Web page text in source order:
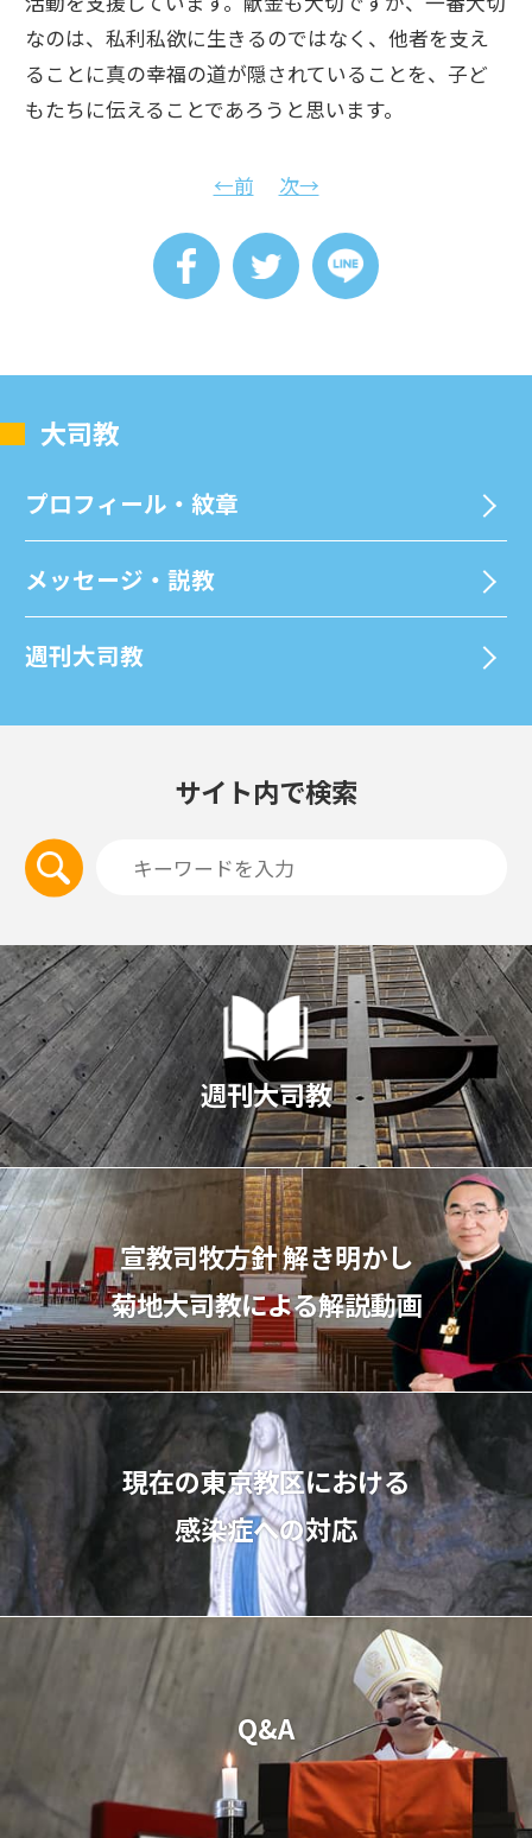
なのは、私利私欲に生きるのではなく、他者を支え
ることに真の幸福の道が隠されていることを、子ど
もたちに伝えることであろうと思います。
←前 次→
⼤司教
プロフィール・紋章
メッセージ・説教
週刊⼤司教
サイト内で検索
週刊大司教
宣教司牧⽅針 解き明かし
菊地⼤司教による解説動画
現在の東京教区における
感染症への対応
Q&A